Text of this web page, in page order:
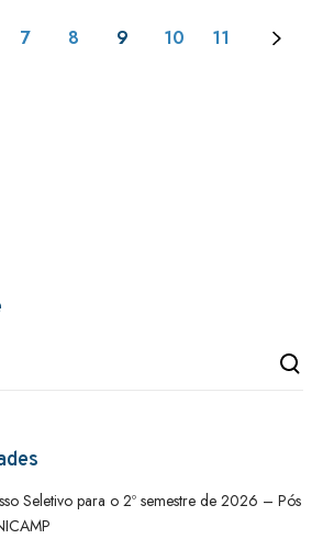
7 8 9 10 11
Seletivo para o 2º semestre de 2026 – Pós